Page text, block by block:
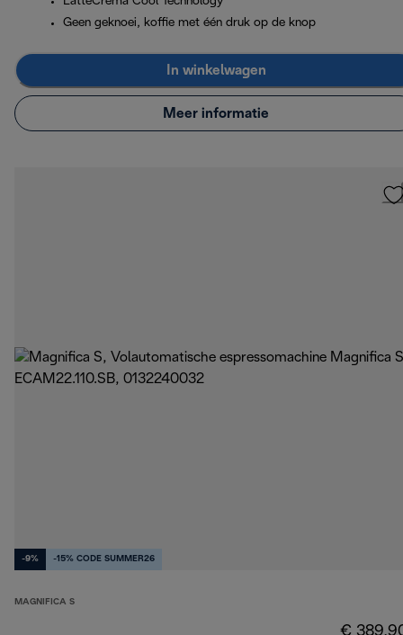
Geen geknoei, koffie met één druk op de knop
In winkelwagen
Meer informatie
-9% -15% CODE SUMMER26
MAGNIFICA S